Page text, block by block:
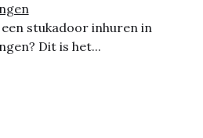
stukadoor inhuren in
Dit is het...